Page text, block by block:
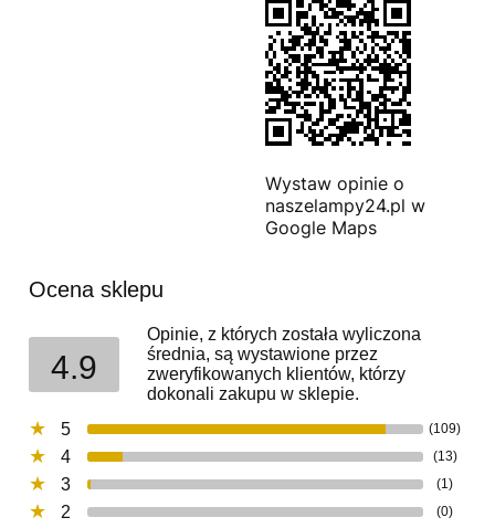
Wystaw opinie o
naszelampy24.pl w
Google Maps
Ocena sklepu
4.9
Opinie, z których została wyliczona
średnia, są wystawione przez
zweryfikowanych klientów, którzy
dokonali zakupu w sklepie.
5
(109)
4 (13)
3 (1)
2 (0)